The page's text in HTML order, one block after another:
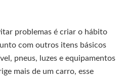
problemas é criar o hábito
com outros itens básicos
pneus, luzes e equipamentos
mais de um carro, esse